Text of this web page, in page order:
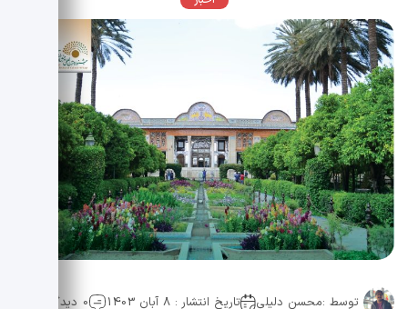
توسط :محسن دلیلی تاریخ انتشار : 8 آبان 1403 0 دیدگاه